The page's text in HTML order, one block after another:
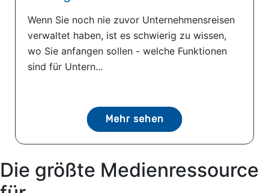
Wenn Sie noch nie zuvor Unternehmensreisen
verwaltet haben, ist es schwierig zu wissen,
wo Sie anfangen sollen - welche Funktionen
sind für Untern...
Mehr sehen
Die größte Medienressource